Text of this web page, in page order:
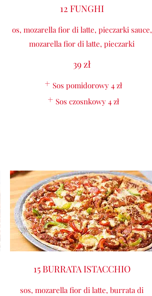
12 FUNGHI
os, mozarella fior di latte, pieczarki sauce,
mozarella fior di latte, pieczarki
39 zł
Sos pomidorowy 4 zł
Sos czosnkowy 4 zł
15 BURRATA ISTACCHIO
sos, mozarella fior di latte, burrata di